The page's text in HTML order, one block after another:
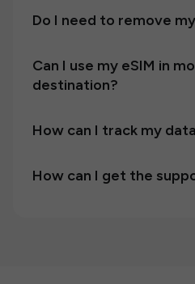
Do I need to remove
Can I use my eSIM in
destination?
How can I track my
How can I get the